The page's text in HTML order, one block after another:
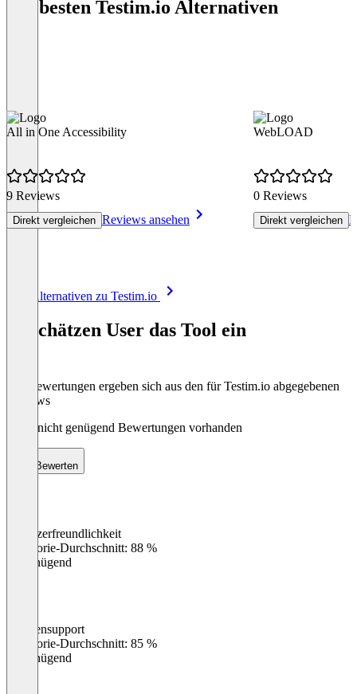
Die besten Testim.io Alternativen
All in One Accessibility
9 Reviews
Direkt vergleichen Reviews ansehen
WebLOAD
0 Reviews
Direkt vergleichen
Alle Alternativen zu Testim.io
So schätzen User das Tool ein
Die Bewertungen ergeben sich aus den für Testim.io abgegebenen
Reviews
Noch nicht genügend Bewertungen vorhanden
Bewerten
Benutzerfreundlichkeit
Kategorie-Durchschnitt: 88 %
Ungenügend
Kundensupport
Kategorie-Durchschnitt: 85 %
Ungenügend